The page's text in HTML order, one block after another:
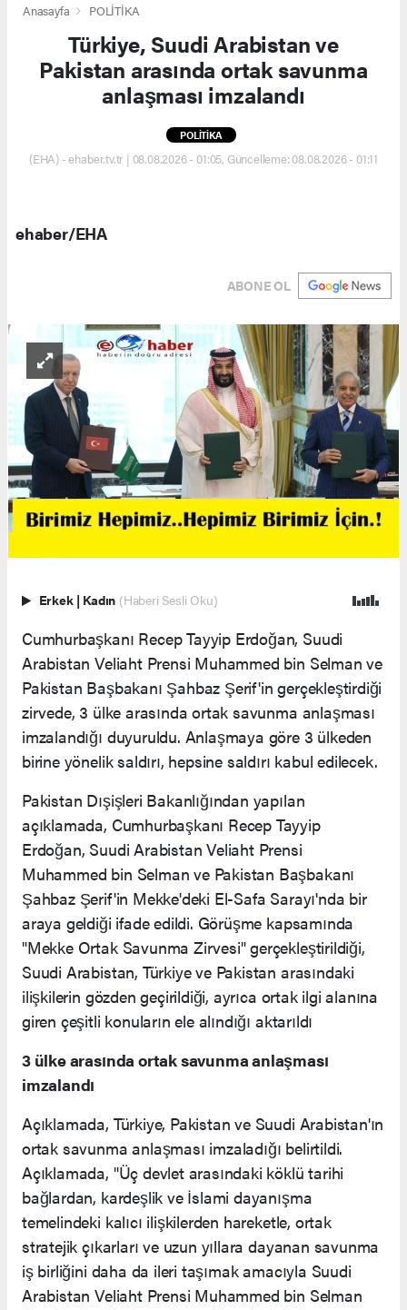
Anasayfa POLİTİKA
Türkiye, Suudi Arabistan ve
Pakistan arasında ortak savunma
anlaşması imzalandı
POLİTİKA
(EHA) - ehaber.tv.tr | 08.08.2026 - 01:05, Güncelleme: 08.08.2026 - 01:11
ehaber/EHA
ABONE OL
Erkek | Kadın (Haberi Sesli Oku)
Cumhurbaşkanı Recep Tayyip Erdoğan, Suudi
Arabistan Veliaht Prensi Muhammed bin Selman ve
Pakistan Başbakanı Şahbaz Şerif'in gerçekleştirdiği
zirvede, 3 ülke arasında ortak savunma anlaşması
imzalandığı duyuruldu. Anlaşmaya göre 3 ülkeden
birine yönelik saldırı, hepsine saldırı kabul edilecek.
Pakistan Dışişleri Bakanlığından yapılan
açıklamada, Cumhurbaşkanı Recep Tayyip
Erdoğan, Suudi Arabistan Veliaht Prensi
Muhammed bin Selman ve Pakistan Başbakanı
Şahbaz Şerif'in Mekke'deki El-Safa Sarayı'nda bir
araya geldiği ifade edildi. Görüşme kapsamında
"Mekke Ortak Savunma Zirvesi" gerçekleştirildiği,
Suudi Arabistan, Türkiye ve Pakistan arasındaki
ilişkilerin gözden geçirildiği, ayrıca ortak ilgi alanına
giren çeşitli konuların ele alındığı aktarıldı
3 ülke arasında ortak savunma anlaşması
imzalandı
Açıklamada, Türkiye, Pakistan ve Suudi Arabistan'ın
ortak savunma anlaşması imzaladığı belirtildi.
Açıklamada, "Üç devlet arasındaki köklü tarihi
bağlardan, kardeşlik ve İslami dayanışma
temelindeki kalıcı ilişkilerden hareketle, ortak
stratejik çıkarları ve uzun yıllara dayanan savunma
iş birliğini daha da ileri taşımak amacıyla Suudi
Arabistan Veliaht Prensi Muhammed bin Selman